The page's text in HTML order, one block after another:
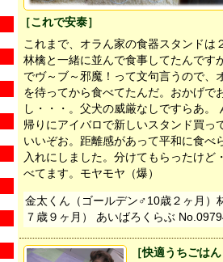
［これで安泰］
これまで、オラん家の食器スタンドは
林檎と一緒に並んで食事してたんです
でヴ～ブ～邪魔！って文句言うので、
を待ってから食べてたんだ。おかげで
し・・・。父犬の威厳なしですらあ。
帰りにアイバロで新しいスタンド買っ
いいぞお。距離感があって平和に食
入れにしました。分けてもらったけど
べてます。モヤモヤ（爆）
金太くん（ゴールデン♂10歳２ヶ月）
７歳９ヶ月） あいばろくらぶ
［快適うちごはん